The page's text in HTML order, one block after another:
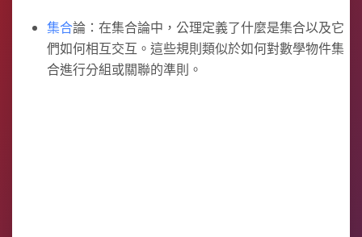
集合論：在集合論中，公理定義了什麼是集合以及它
們如何相互交互。這些規則類似於如何對數學物件集
合進行分組或關聯的準則。